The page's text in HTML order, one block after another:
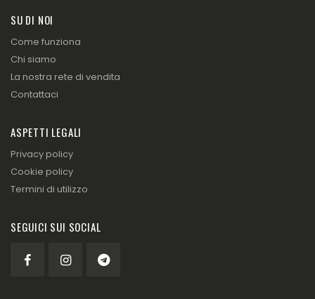
SU DI NOI
Come funziona
Chi siamo
La nostra rete di vendita
Contattaci
ASPETTI LEGALI
Privacy policy
Cookie policy
Termini di utilizzo
SEGUICI SUI SOCIAL